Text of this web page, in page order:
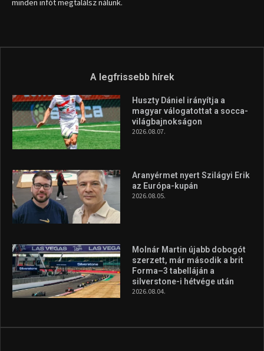
minden infót megtalálsz nálunk.
A legfrissebb hírek
Huszty Dániel irányítja a
magyar válogatottat a socca-
világbajnokságon
2026.08.07.
Aranyérmet nyert Szilágyi Erik
az Európa-kupán
2026.08.05.
Molnár Martin újabb dobogót
szerzett, már második a brit
Forma–3 tabelláján a
silverstone-i hétvége után
2026.08.04.